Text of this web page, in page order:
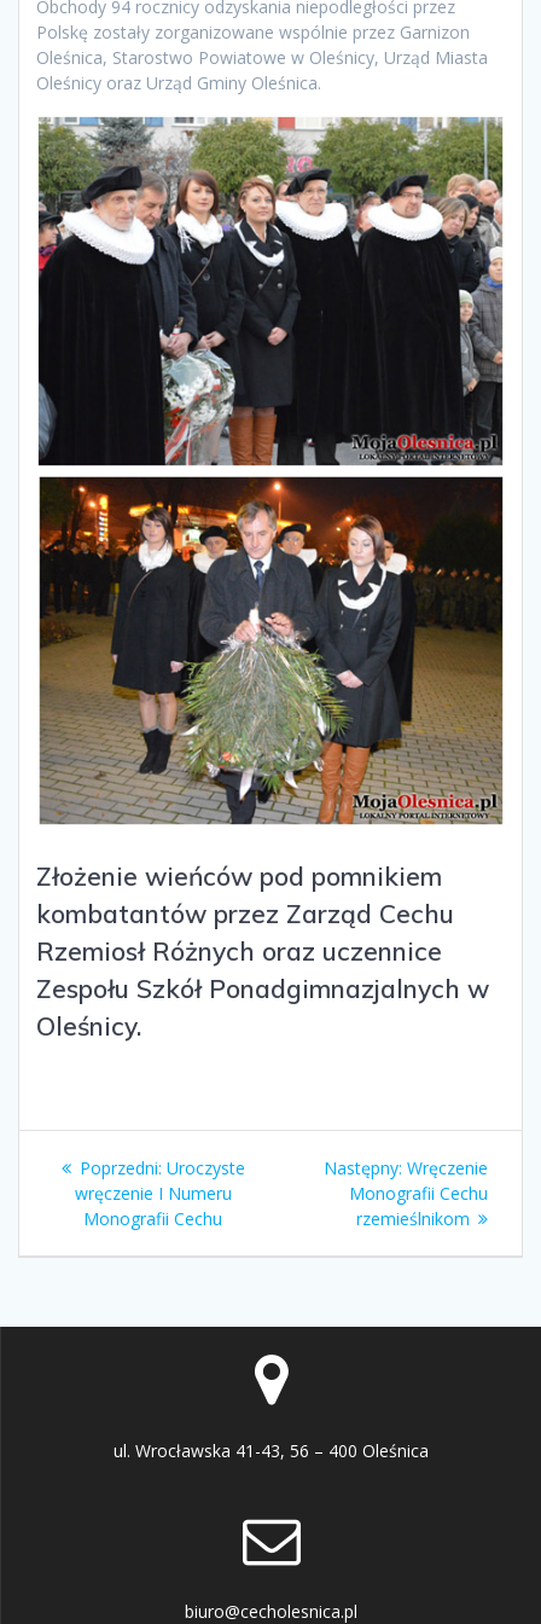
Obchody 94 rocznicy odzyskania niepodległości przez
Polskę zostały zorganizowane wspólnie przez Garnizon
Oleśnica, Starostwo Powiatowe w Oleśnicy, Urząd Miasta
Oleśnicy oraz Urząd Gminy Oleśnica.
Złożenie wieńców pod pomnikiem
kombatantów przez Zarząd Cechu
Rzemiosł Różnych oraz uczennice
Zespołu Szkół Ponadgimnazjalnych w
Oleśnicy.
Nawigacja
wpisu
Poprzedni: Poprzedni
wpis:
Uroczyste
wręczenie I Numeru
Monografii Cechu
Następny: Następny
wpis:
Wręczenie
Monografii Cechu
rzemieślnikom
ul. Wrocławska 41-43, 56 – 400 Oleśnica
biuro@cecholesnica.pl